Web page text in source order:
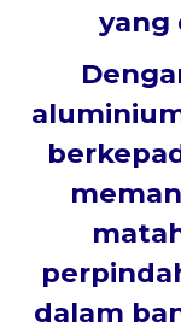
yang
dalam